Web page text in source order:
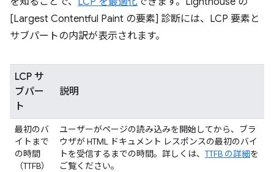
[Largest Contentful Paint の要素] 診断には、LCP 要素と
サブパートの内訳が表示されます。
LCP サ
ブパー
ト
説明
最初のバ
イトまで
の時間
（TTFB）
ユーザーがページの読み込みを開始してから、ブラ
ウザが HTML ドキュメント レスポンスの最初のバイ
トを受信するまでの時間。詳しくは、 TTFB の詳細を
ご覧ください。